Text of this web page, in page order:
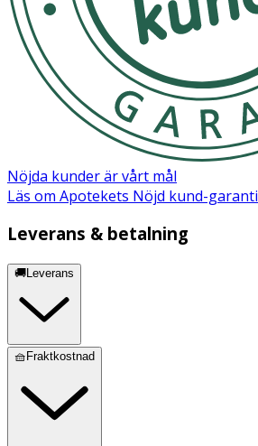
Nöjda kunder är vårt mål
Läs om Apotekets Nöjd kund-garanti
Leverans & betalning
🚚Leverans
🧺Fraktkostnad